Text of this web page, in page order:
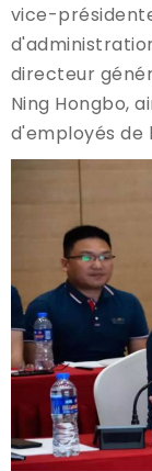
vice-
directeur
Ning Hongbo,
d'employés de